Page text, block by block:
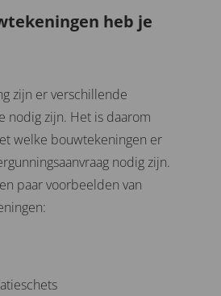
heb je
zijn er verschillende
nodig zijn. Het is daarom
welke bouwtekeningen er
nodig zijn.
paar voorbeelden van